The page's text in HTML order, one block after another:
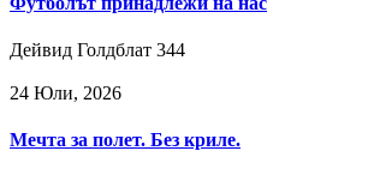
Дейвид Голдблат 344
24 Юли, 2026
Мечта за полет. Без криле.